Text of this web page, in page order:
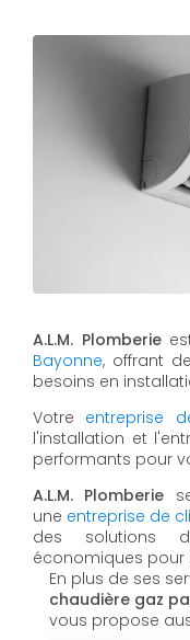
A.L.M. Plomberie
Bayonne, offrant
besoins en
Votre entreprise
l'installation et
performants pour
A.L.M. Plomberie
une entreprise de
des solutions
économiques pour
En plus de ses
chaudière gaz
vous propose